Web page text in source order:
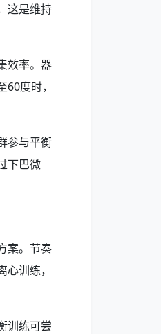
这是维持
效率。器
度时，
参与平衡
下巴微
案。节奏
训练，
训练可尝